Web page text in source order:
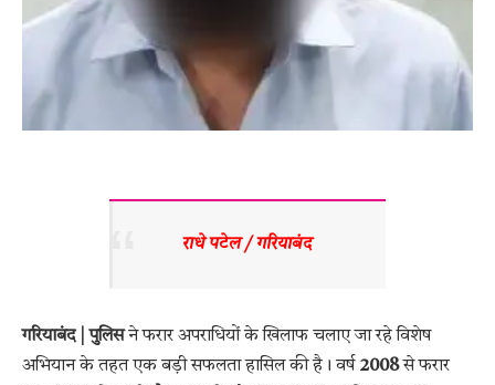
राधे पटेल / गरियाबंद
गरियाबंद |पुलिसने फरार अपराधियों के खिलाफ चलाए जा रहे विशेष
अभियान के तहत एक बड़ी सफलता हासिल की है। वर्ष 2008से फरार